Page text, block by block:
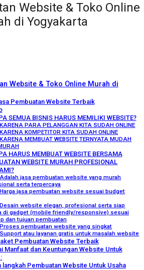
Website & Toko Online
di Yogyakarta
Website & Toko Online Murah di
Pembuatan Website Terbaik
SEMUA BISNIS HARUS MEMILIKI WEBSITE?
KARENA PARA PELANGGAN KITA SUDAH ONLINE
KARENA KOMPETITOR KITA SUDAH ONLINE
KARENA MEMBUAT WEBSITE TERNYATA MUDAH
HARUS MEMBUAT WEBSITE BERSAMA
WEBSITE MURAH PROFESIONAL
Adalah jasa pembuatan website yang murah
serta terpercaya
Harga jasa pembuatan website sesuai budget
Desain website elegan, profesional serta siap
di gadget (mobile friendly/responsive) sesuai
dan tujuan pembuatan
Proses pembuatan website yang singkat
Support atau layanan gratis untuk masalah website
Pembuatan Website Terbaik
Manfaat dan Keuntungan Website Untuk
langkah Pembuatan Website Untuk Usaha